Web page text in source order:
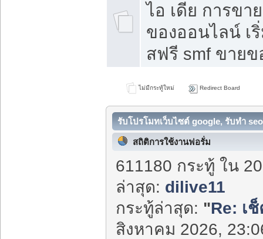
ไอ เดีย การขา
ของออนไลน์ เ
สฟรี smf ขาย
ไม่มีกระทู้ใหม่ Redirect Board
รับโปรโมทเว็บไซต์ google, รับทำ
สถิติการใช้งานฟอรั่ม
611180 กระทู้ ใน
ล่าสุด: dilive11
กระทู้ล่าสุด: "Re: เ
สิงหาคม 2026,